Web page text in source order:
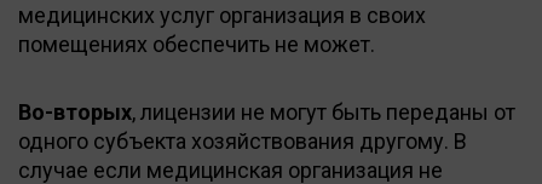
медицинских услуг организация в своих
помещениях обеспечить не может.
Во-вторых, лицензии не могут быть переданы от
одного субъекта хозяйствования другому. В
случае если медицинская организация не